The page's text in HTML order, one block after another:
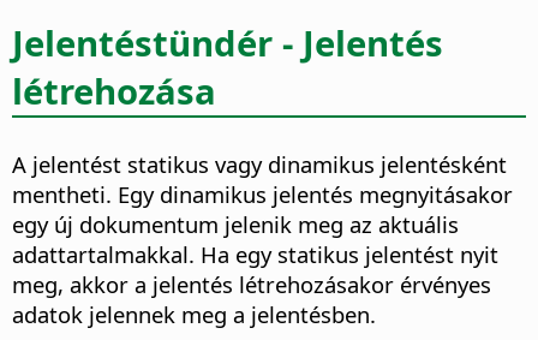
Jelentéstündér - Jelentés
létrehozása
A jelentést statikus vagy dinamikus jelentésként
mentheti. Egy dinamikus jelentés megnyitásakor
egy új dokumentum jelenik meg az aktuális
adattartalmakkal. Ha egy statikus jelentést nyit
meg, akkor a jelentés létrehozásakor érvényes
adatok jelennek meg a jelentésben.